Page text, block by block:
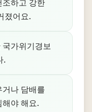
조하고 강한
졌어요.
가위기경보
.
나 담배를
해야 해요.